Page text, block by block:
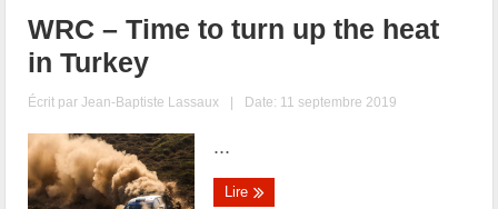
WRC – Time to turn up the heat
in Turkey
Écrit parJean-Baptiste Lassaux | Date: 11 septembre 2019
...
Lire